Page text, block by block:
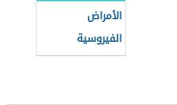
الأمراض
الفيروسية